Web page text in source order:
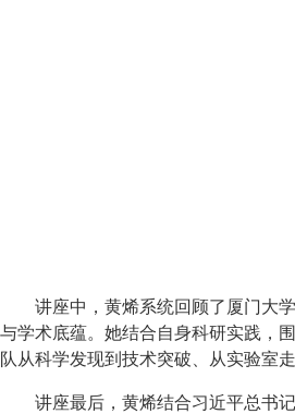
讲座中，黄烯系统回顾了厦门大
与学术底蕴。她结合自身科研实践，
队从科学发现到技术突破、从实验室
讲座最后，黄烯结合习近平总书